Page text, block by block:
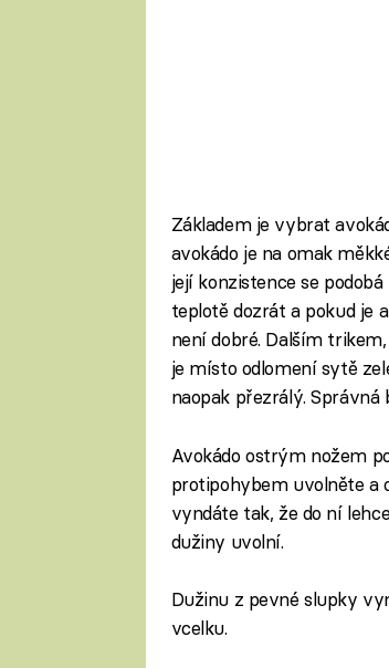
Základem je vybrat
avokádo je na omak
její konzistence se
teplotě dozrát a pokud je
není dobré. Dalším
je místo odlomení sytě
naopak přezrálý. Správná
Avokádo ostrým nožem
protipohybem uvolněte a
vyndáte tak, že do ní
dužiny uvolní.
Dužinu z pevné slupky
vcelku.